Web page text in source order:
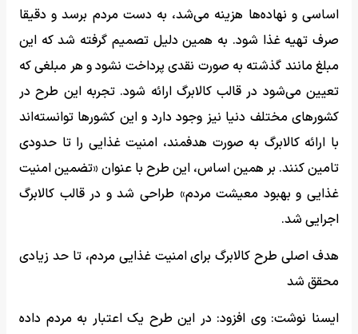
اساسی و نهاده‌ها هزینه می‌شد، به دست مردم برسد و دقیقا
صرف تهیه غذا شود. به همین دلیل تصمیم گرفته شد که این
مبلغ مانند گذشته به صورت نقدی پرداخت نشود و هر مبلغی که
تعیین می‌شود در قالب کالابرگ ارائه شود. تجربه این طرح در
کشورهای مختلف دنیا نیز وجود دارد و این کشورها توانسته‌اند
با ارائه کالابرگ به صورت هدفمند، امنیت غذایی را تا حدودی
تامین کنند. بر همین اساس، این طرح با عنوان «تضمین امنیت
غذایی و بهبود معیشت مردم» طراحی شد و در قالب کالابرگ
اجرایی شد.
هدف اصلی طرح کالابرگ برای امنیت غذایی مردم، تا حد زیادی
محقق شد
ایسنا نوشت: وی افزود: در این طرح یک اعتبار به مردم داده